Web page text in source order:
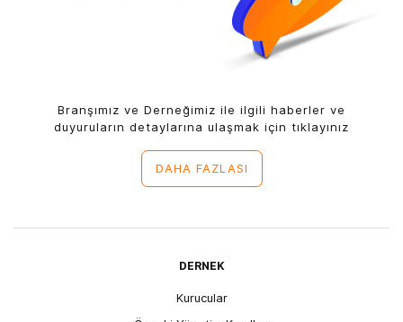
Branşımız ve Derneğimiz ile ilgili haberler ve
duyuruların detaylarına ulaşmak için tıklayınız
DAHA FAZLASI
DERNEK
Kurucular